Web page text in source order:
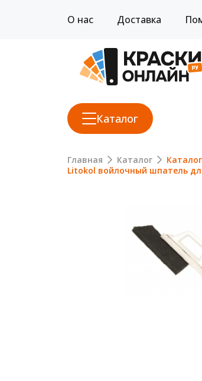
О нас Доставка
Каталог
Главная Каталог
Litokol войлочный шпатель